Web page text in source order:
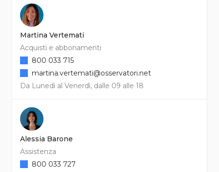
Martina Vertemati
Acquisti e abbonamenti
Da Lunedì al Venerdì, dalle 09 alle 18
800 033 715
martina.vertemati@osservatori.net
Alessia Barone
Assistenza
800 033 727